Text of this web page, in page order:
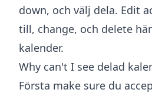
down, och välj dela. Edit
till, change, och delete
kalender.
Why can't I see delad
Första make sure du